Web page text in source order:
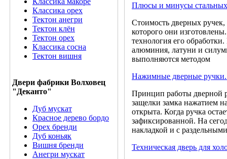
Классика орех
Тектон анегри
Тектон клён
Тектон орех
Классика сосна
Тектон вишня
Двери фабрики Волховец
"Деканто"
Дуб мускат
Красное дерево бордо
Орех бренди
Дуб коньяк
Вишня бренди
Анегри мускат
Плюсы и минусы
Стоимость дверных ручек,
которого они
технология его
алюминия, латуни и
выполняются методом
Нажимные дверные
Принцип работы дверной
защелки замка нажатием
открыта. Когда ручка
зафиксированной. На
накладкой и с
Техническая дверь для